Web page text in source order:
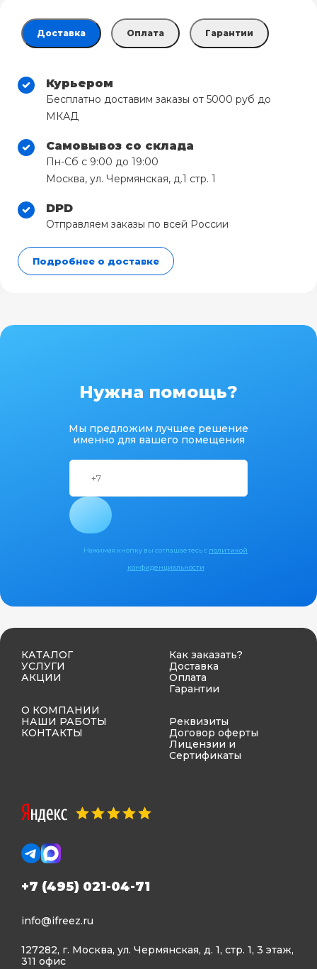
Доставка Оплата Гарантии
Курьером
Бесплатно доставим заказы от 5000 руб до
МКАД
Самовывоз со склада
Пн-Сб с 9:00 до 19:00
Москва, ул. Чермянская, д.1 стр. 1
DPD
Отправляем заказы по всей России
Подробнее о доставке
Нужна помощь?
Мы предложим лучшее решение
именно для вашего помещения
Нажимая кнопку вы соглашаетесь с политикой
конфиденциальности
КАТАЛОГ
УСЛУГИ
АКЦИИ
О КОМПАНИИ
НАШИ РАБОТЫ
КОНТАКТЫ
Как заказать?
Доставка
Оплата
Гарантии
Реквизиты
Договор оферты
Лицензии и
Сертификаты
+7 (495) 021-04-71
info@ifreez.ru
127282, г. Москва, ул. Чермянская, д. 1, стр. 1, 3 этаж,
311 офис